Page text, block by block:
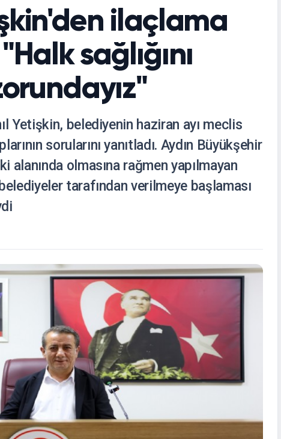
ilaçlama
sağlığını
Yetişkin, belediyenin haziran ayı meclis
sorularını yanıtladı. Aydın Büyükşehir
alanında olmasına rağmen yapılmayan
tarafından verilmeye başlaması